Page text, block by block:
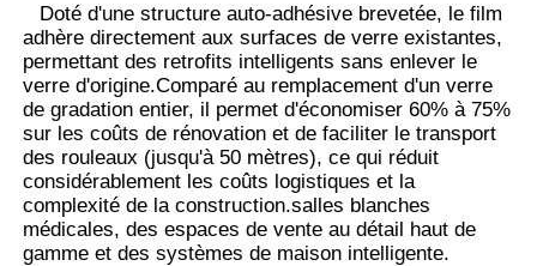
nouvelles
Tous les cas
Demande de soumission
Doté d'une structure auto-adhésive brevetée, le film
adhère directement aux surfaces de verre existantes,
permettant des retrofits intelligents sans enlever le
verre d'origine.Comparé au remplacement d'un verre
de gradation entier, il permet d'économiser 60% à 75%
sur les coûts de rénovation et de faciliter le transport
des rouleaux (jusqu'à 50 mètres), ce qui réduit
considérablement les coûts logistiques et la
complexité de la construction.salles blanches
médicales, des espaces de vente au détail haut de
gamme et des systèmes de maison intelligente.